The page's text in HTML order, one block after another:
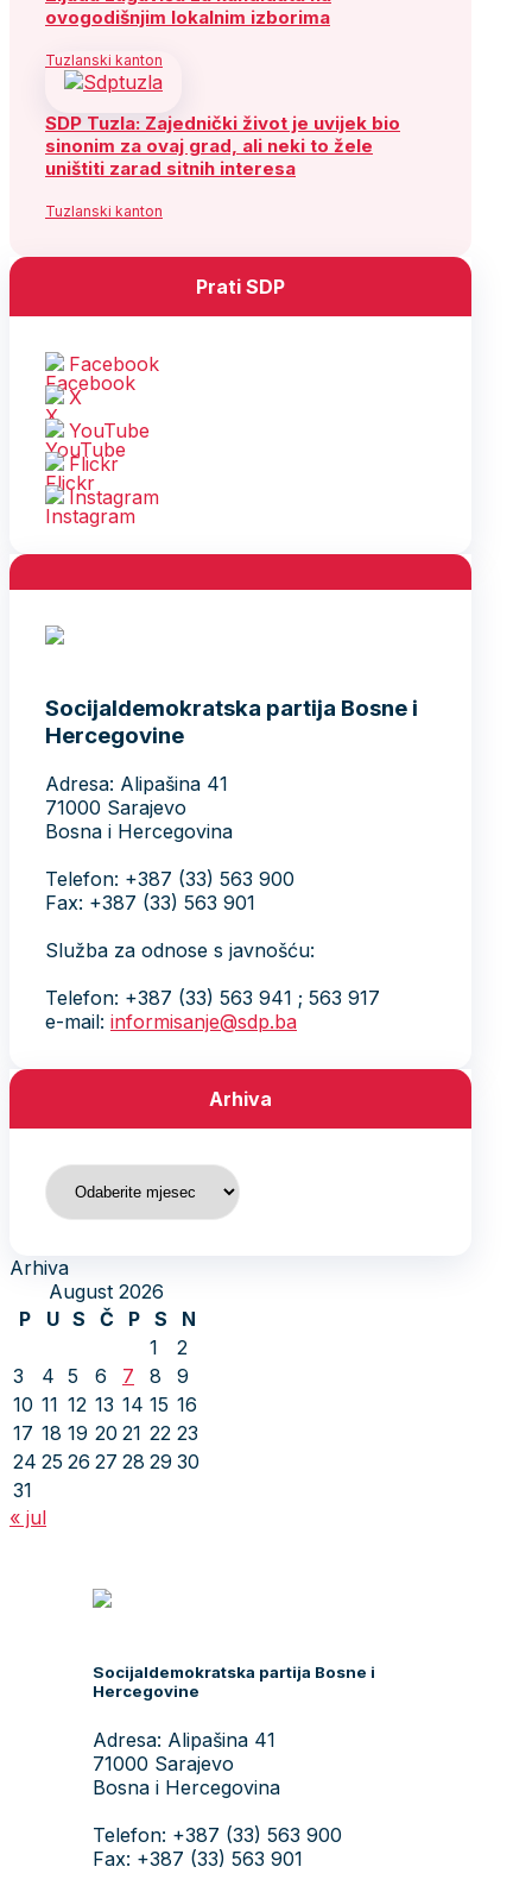
ovogodišnjim lokalnim izborima
Tuzlanski kanton
SDP Tuzla: Zajednički život je uvijek bio
sinonim za ovaj grad, ali neki to žele
uništiti zarad sitnih interesa
Tuzlanski kanton
Prati SDP
Facebook
X
YouTube
Flickr
Instagram
Socijaldemokratska partija Bosne i
Hercegovine
Adresa: Alipašina 41
71000 Sarajevo
Bosna i Hercegovina
Telefon: +387 (33) 563 900
Fax: +387 (33) 563 901
Služba za odnose s javnošću:
Telefon: +387 (33) 563 941 ; 563 917
e-mail: informisanje@sdp.ba
Arhiva
Arhiva
Arhiva
August 2026
P
U S Č P S
N
1
2
3
4 5 6 7 8
9
10 11 12 13 14 15 16
17 18 19 20 21 22 23
24 25 26 27 28 29 30
31
« jul
Socijaldemokratska partija Bosne i
Hercegovine
Adresa: Alipašina 41
71000 Sarajevo
Bosna i Hercegovina
Telefon: +387 (33) 563 900
Fax: +387 (33) 563 901